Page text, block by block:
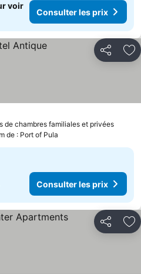
voir
Consulter les prix
Partager
de chambres familiales et privées
de : Port of Pula
Consulter les prix
Partager